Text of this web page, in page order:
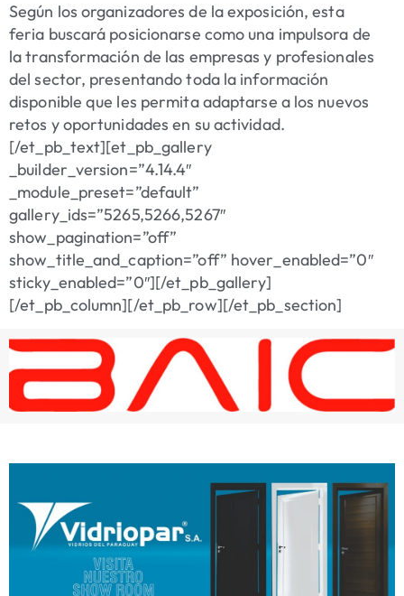
Según los organizadores de la exposición, esta
feria buscará posicionarse como una impulsora de
la transformación de las empresas y profesionales
del sector, presentando toda la información
disponible que les permita adaptarse a los nuevos
retos y oportunidades en su actividad.
[/et_pb_text][et_pb_gallery
_builder_version=”4.14.4″
_module_preset=”default”
gallery_ids=”5265,5266,5267″
show_pagination=”off”
show_title_and_caption=”off” hover_enabled=”0″
sticky_enabled=”0″][/et_pb_gallery]
[/et_pb_column][/et_pb_row][/et_pb_section]